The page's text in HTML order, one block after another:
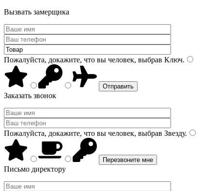
Вызвать замерщика
Пожалуйста, докажите, что вы человек, выбрав Ключ.
Заказать звонок
Пожалуйста, докажите, что вы человек, выбрав Звезду.
Письмо директору